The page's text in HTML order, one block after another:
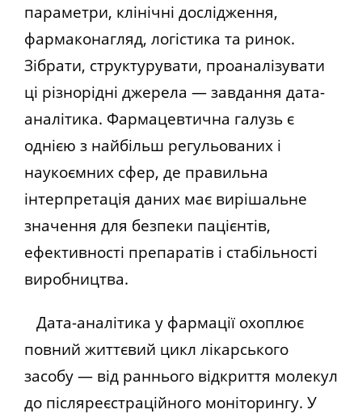
параметри, клінічні дослідження,
фармаконагляд, логістика та ринок.
Зібрати, структурувати, проаналізувати
ці різнорідні джерела — завдання дата-
аналітика. Фармацевтична галузь є
однією з найбільш регульованих і
наукоємних сфер, де правильна
інтерпретація даних має вирішальне
значення для безпеки пацієнтів,
ефективності препаратів і стабільності
виробництва.
Дата-аналітика у фармації охоплює
повний життєвий цикл лікарського
засобу — від раннього відкриття молекул
до післяреєстраційного моніторингу. У